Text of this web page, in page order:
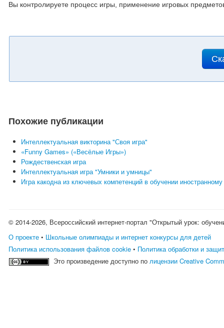
Вы контролируете процесс игры, применение игровых
Похожие публикации
Интеллектуальная викторина "Своя игра"
«Funny Games» («Весёлые Игры»)
Рождественская игра
Интеллектуальная игра "Умники и умницы"
Игра какодна из ключевых компетенций в обучении
© 2014-2026, Всероссийский интернет-портал "Открытый урок:
О проекте • Школьные олимпиады и интернет конкурсы для детей
Политика использования файлов cookie • Политика обработки и
Это произведение доступно полицензии Creative